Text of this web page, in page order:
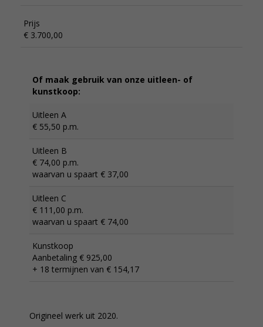
Prijs
€ 3.700,00
Of maak gebruik van onze uitleen- of
kunstkoop:
Uitleen A
€ 55,50 p.m.
Uitleen B
€ 74,00 p.m.
waarvan u spaart € 37,00
Uitleen C
€ 111,00 p.m.
waarvan u spaart € 74,00
Kunstkoop
Aanbetaling € 925,00
+ 18 termijnen van € 154,17
Origineel werk uit 2020.